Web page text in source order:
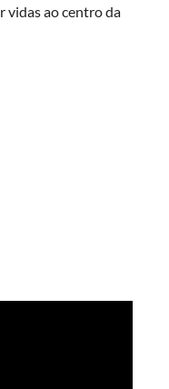
vidas ao centro da